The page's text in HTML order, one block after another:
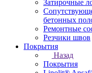
Затирочные
бетонных
Ремонтные
Резчики швов
Покрытия
Назад
Покрытия